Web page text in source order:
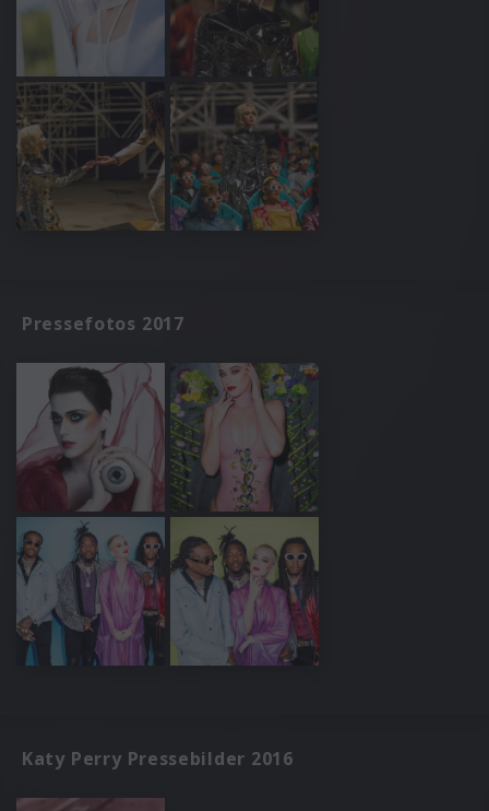
Pressefotos 2017
Katy Perry Pressebilder 2016